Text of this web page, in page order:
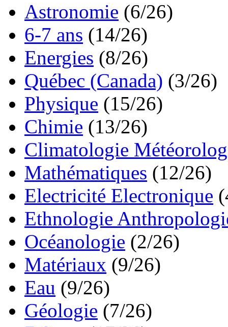
Astronomie (6/26)
6-7 ans (14/26)
Energies (8/26)
Québec (Canada) (3/26)
Physique (15/26)
Chimie (13/26)
Climatologie
Mathématiques (12/26)
Electricité Electronique
Ethnologie
Océanologie (2/26)
Matériaux (9/26)
Eau (9/26)
Géologie (7/26)